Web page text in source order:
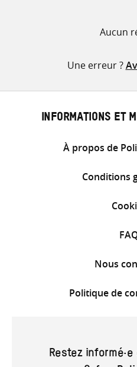
Aucun
Une erreur ?
INFORMATIONS ET
À propos de
Conditions
Nous
Politique de
Restez